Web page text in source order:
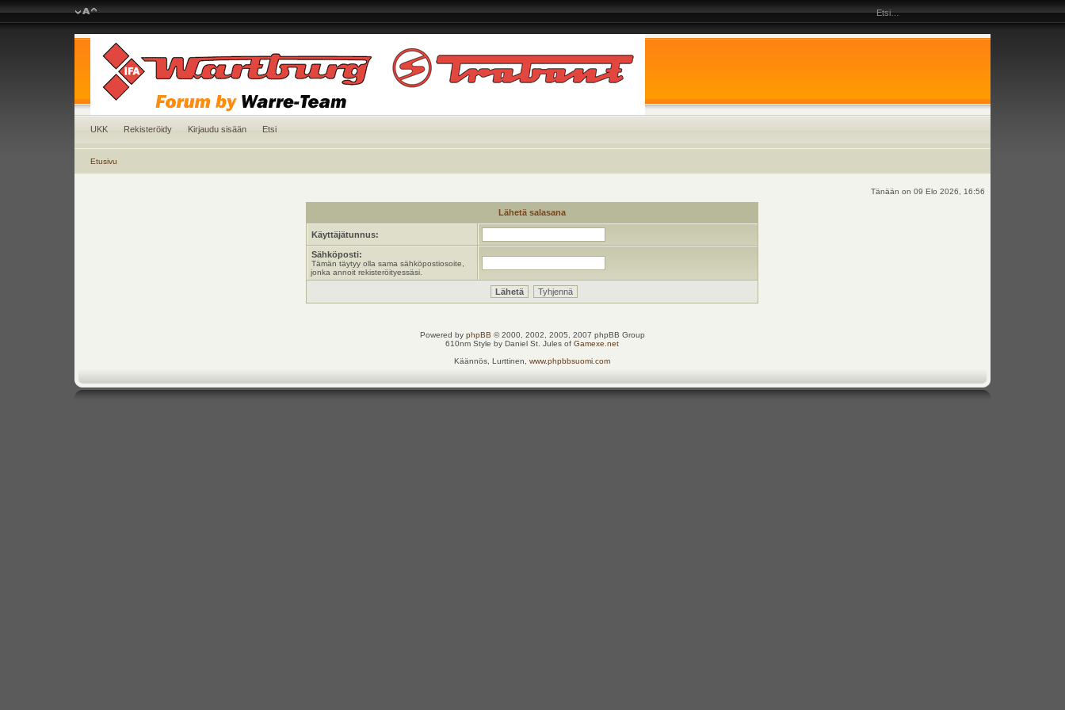
UKK Rekisteröidy Kirjaudu sisään Etsi
Etusivu
Tänään on 09 Elo 2026, 16:56
Lähetä salasana
Käyttäjätunnus:
Sähköposti:
Tämän täytyy olla sama sähköpostiosoite,
jonka annoit rekisteröityessäsi.
Powered by phpBB © 2000, 2002, 2005, 2007 phpBB Group
610nm Style by Daniel St. Jules ofGamexe.net
Käännös, Lurttinen,www.phpbbsuomi.com